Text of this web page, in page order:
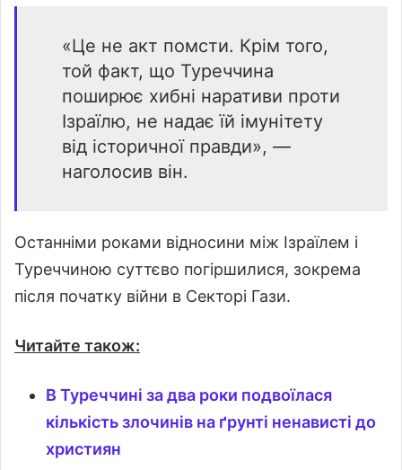
«Це не акт помсти. Крім того,
той факт, що Туреччина
поширює хибні наративи проти
Ізраїлю, не надає їй імунітету
від історичної правди», —
наголосив він.
Останніми роками відносини між Ізраїлем і
Туреччиною суттєво погіршилися, зокрема
після початку війни в Секторі Гази.
Читайте також:
В Туреччині за два роки подвоїлася
кількість злочинів на ґрунті ненависті до
християн